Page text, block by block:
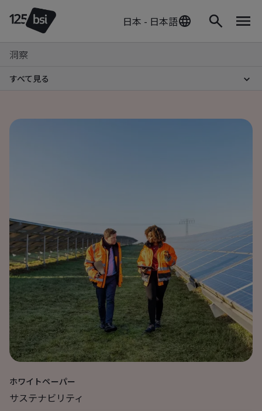
日本 - 日本語
洞察
すべて見る
ホワイトペーパー
サステナビリティ